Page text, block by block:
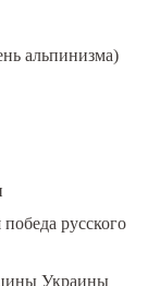
альпинизма)
русского
Украины